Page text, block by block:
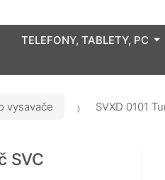
TELEFONY, TABLETY, PC
vysavače SVXD 0101
SVC